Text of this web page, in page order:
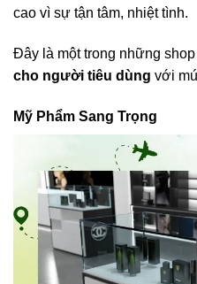
cao vì sự tận tâm, nhiệt tình.
Đây là một trong những
cho người tiêu dùng với
Mỹ Phẩm Sang Trọng